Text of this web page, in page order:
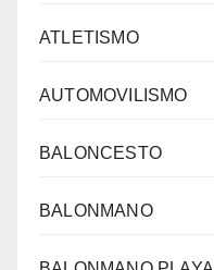
ATLETISMO
AUTOMOVILISMO
BALONCESTO
BALONMANO